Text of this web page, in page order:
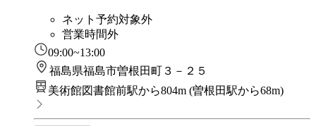
ネット予約対象外
営業時間外
09:00~13:00
福島県福島市曽根田町３－２５
美術館図書館前駅から804m (曽根田駅から68m)